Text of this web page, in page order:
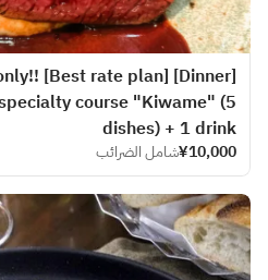
only!! [Best rate plan]
course "Kiwame" (5
dishes) + 1 drink
¥10,000شامل الضرائب